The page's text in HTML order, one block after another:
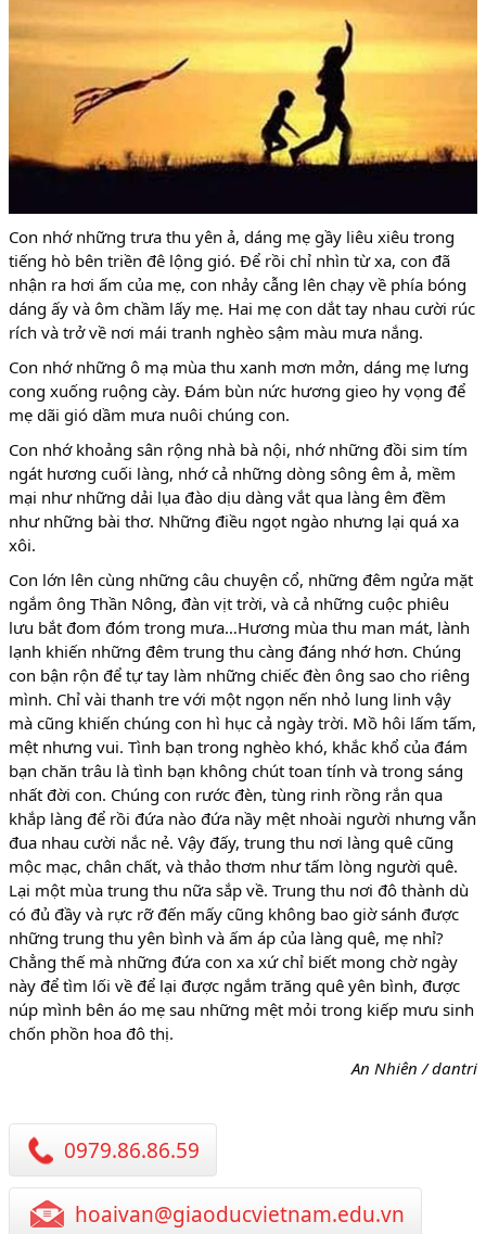
Con nhớ những trưa thu yên ả, dáng mẹ gầy liêu xiêu trong
tiếng hò bên triền đê lộng gió. Để rồi chỉ nhìn từ xa, con đã
nhận ra hơi ấm của mẹ, con nhảy cẫng lên chạy về phía bóng
dáng ấy và ôm chầm lấy mẹ. Hai mẹ con dắt tay nhau cười rúc
rích và trở về nơi mái tranh nghèo sậm màu mưa nắng.
Con nhớ những ô mạ mùa thu xanh mơn mởn, dáng mẹ lưng
cong xuống ruộng cày. Đám bùn nức hương gieo hy vọng để
mẹ dãi gió dầm mưa nuôi chúng con.
Con nhớ khoảng sân rộng nhà bà nội, nhớ những đồi sim tím
ngát hương cuối làng, nhớ cả những dòng sông êm ả, mềm
mại như những dải lụa đào dịu dàng vắt qua làng êm đềm
như những bài thơ. Những điều ngọt ngào nhưng lại quá xa
xôi.
Con lớn lên cùng những câu chuyện cổ, những đêm ngửa mặt
ngắm ông Thần Nông, đàn vịt trời, và cả những cuộc phiêu
lưu bắt đom đóm trong mưa…Hương mùa thu man mát, lành
lạnh khiến những đêm trung thu càng đáng nhớ hơn. Chúng
con bận rộn để tự tay làm những chiếc đèn ông sao cho riêng
mình. Chỉ vài thanh tre với một ngọn nến nhỏ lung linh vậy
mà cũng khiến chúng con hì hục cả ngày trời. Mồ hôi lấm tấm,
mệt nhưng vui. Tình bạn trong nghèo khó, khắc khổ của đám
bạn chăn trâu là tình bạn không chút toan tính và trong sáng
nhất đời con. Chúng con rước đèn, tùng rinh rồng rắn qua
khắp làng để rồi đứa nào đứa nầy mệt nhoài người nhưng vẫn
đua nhau cười nắc nẻ. Vậy đấy, trung thu nơi làng quê cũng
mộc mạc, chân chất, và thảo thơm như tấm lòng người quê.
Lại một mùa trung thu nữa sắp về. Trung thu nơi đô thành dù
có đủ đầy và rực rỡ đến mấy cũng không bao giờ sánh được
những trung thu yên bình và ấm áp của làng quê, mẹ nhỉ?
Chẳng thế mà những đứa con xa xứ chỉ biết mong chờ ngày
này để tìm lối về để lại được ngắm trăng quê yên bình, được
núp mình bên áo mẹ sau những mệt mỏi trong kiếp mưu sinh
chốn phồn hoa đô thị.
An Nhiên / dantri
0979.86.86.59
hoaivan@giaoducvietnam.edu.vn